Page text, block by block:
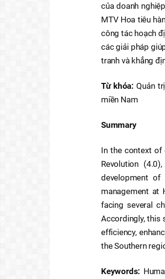
của doanh
MTV Hoa tiêu
công tác hoạch
các giải pháp
tranh và khẳng
Từ khóa: Quản
miền Nam
Summary
In the context of
Revolution
development
management at
facing several
Accordingly, this
efficiency,
the Southern
Keywords: